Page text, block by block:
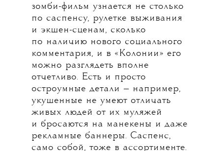
зомби-фильм узнается не столько
по саспенсу, рулетке выживания
и экшен-сценам, сколько
по наличию нового социального
комментария, и в «Колонии» его
можно разглядеть вполне
отчетливо. Есть и просто
остроумные детали — например,
укушенные не умеют отличать
живых людей от их муляжей
и бросаются на манекены и даже
рекламные баннеры. Саспенс,
само собой, тоже в ассортименте.